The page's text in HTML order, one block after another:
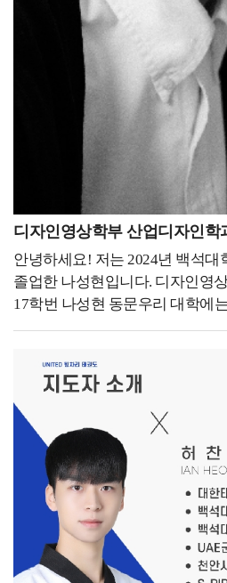
디자인영상학부 산업디자인학
안녕하세요! 저는 2024년 백석
졸업한 나성현입니다. 디자인영
17학번 나성현 동문우리 대학에
환경을 갖추고 있습니다. 또한 훌
아래에 여러 공모전에 출품하였
있습니다.- 지금 하고 있는 일을
후에는 조경 설계사무소에서 근
디자인을 실무적으로 경험했고,
운영하고 있는 청소업 창업까지
분들이 산업디자인과와 청소업
있었는지 궁금해하십니다만 저
있다고 생각합니다. 현재 저는 케
매트리스, 에어컨 등 전문 클리